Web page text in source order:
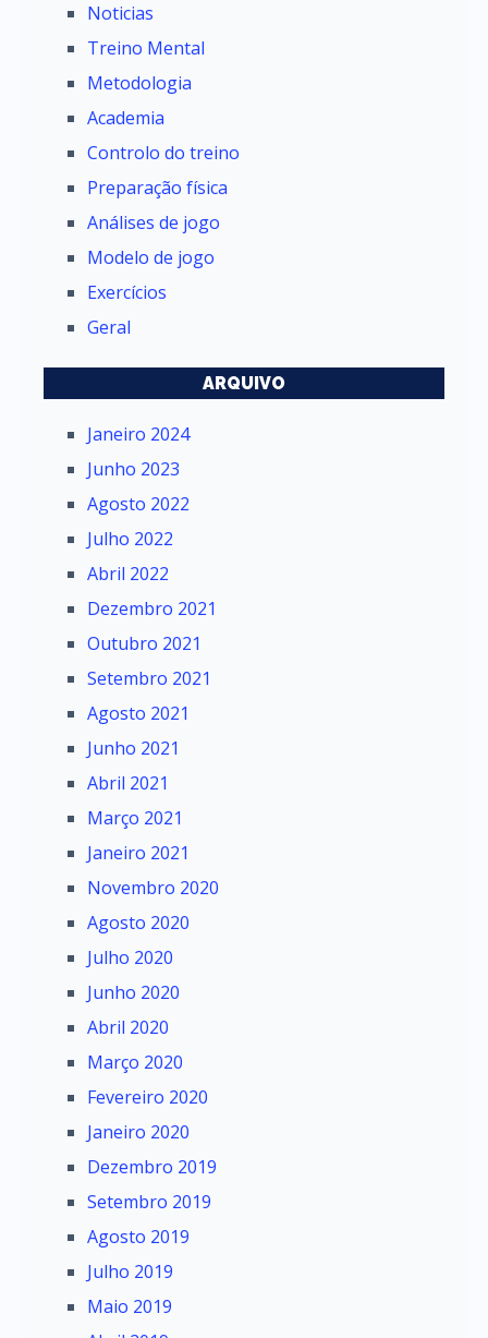
Noticias
Treino Mental
Metodologia
Academia
Controlo do treino
Preparação física
Análises de jogo
Modelo de jogo
Exercícios
Geral
ARQUIVO
Janeiro 2024
Junho 2023
Agosto 2022
Julho 2022
Abril 2022
Dezembro 2021
Outubro 2021
Setembro 2021
Agosto 2021
Junho 2021
Abril 2021
Março 2021
Janeiro 2021
Novembro 2020
Agosto 2020
Julho 2020
Junho 2020
Abril 2020
Março 2020
Fevereiro 2020
Janeiro 2020
Dezembro 2019
Setembro 2019
Agosto 2019
Julho 2019
Maio 2019